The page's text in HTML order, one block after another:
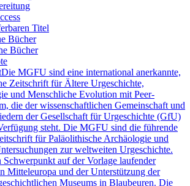
Titel
Bücher
Bücher
Die MGFU sind eine international anerkannte,
Zeitschrift für Ältere Urgeschichte,
und Menschliche Evolution mit Peer-
die der wissenschaftlichen Gemeinschaft und
der Gesellschaft für Urgeschichte (GfU)
steht. Die MGFU sind die führende
für Paläolithische Archäologie und
zur weltweiten Urgeschichte.
Schwerpunkt auf der Vorlage laufender
Mitteleuropa und der Unterstützung der
Museums in Blaubeuren. Die